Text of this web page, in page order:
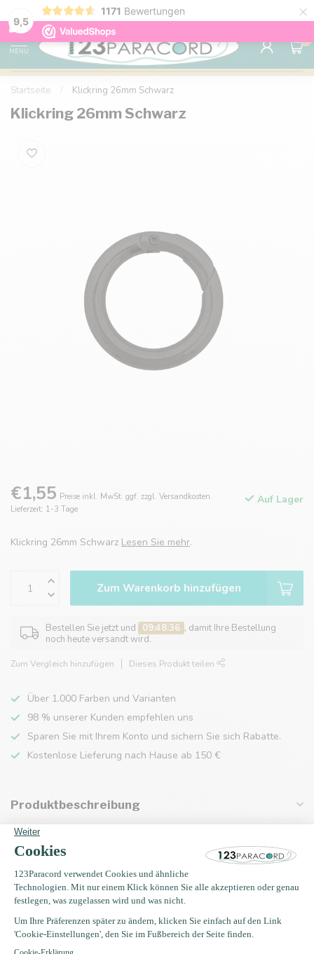
9,5
1171 Bewertungen ×
Kostenlose Lieferung nach Hause ab 150 €
MENU
0
Startseite Klickring 26mm Schwarz
Klickring 26mm Schwarz
€1,55 Preise inkl. MwSt. ggf. zzgl. Versandkosten.
Lieferzeit: 1-3 Tage
Auf Lager
Klickring 26mm Schwarz Lesen Sie mehr.
Zum Warenkorb hinzufügen
Bestellen Sie jetzt und 09:48:36 , damit Ihre Bestellung
noch heute versandt wird.
Zum Vergleich hinzufügen Dieses Produkt teilen
Über 1.000 Farben und Varianten
98 % unserer Kunden empfehlen uns
Sparen Sie mit Ihrem Konto und sichern Sie sich Rabatte.
Kostenlose Lieferung nach Hause ab 150 €
Produktbeschreibung
Eigenschaften
Zuletzt angesehen